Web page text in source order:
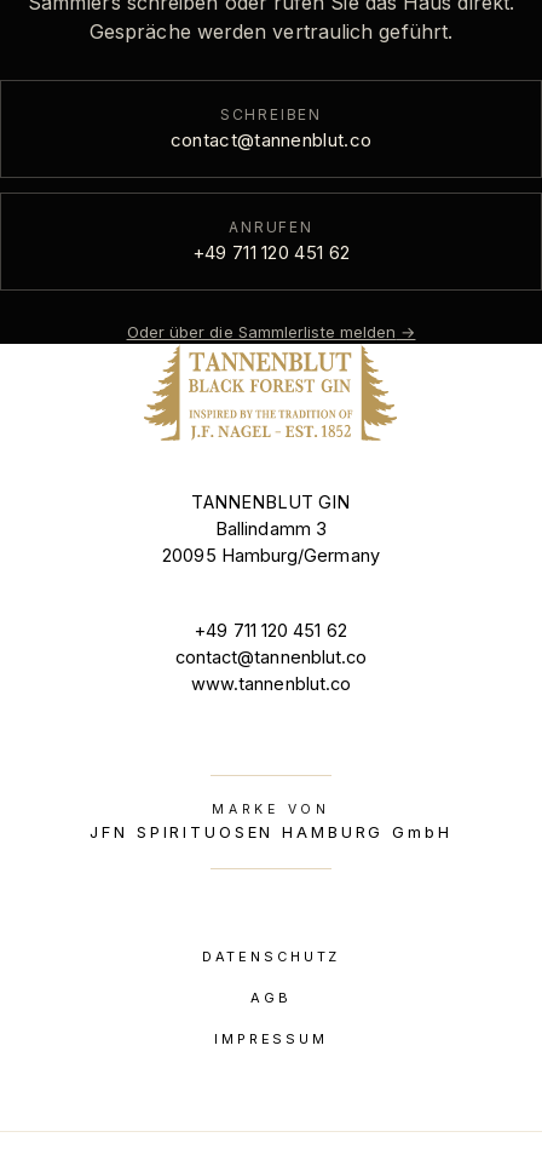
Gespräche werden vertraulich geführt.
SCHREIBEN
contact@tannenblut.co
ANRUFEN
+49 711 120 451 62
Oder über die Sammlerliste melden →
TANNENBLUT GIN
Ballindamm 3
20095 Hamburg/Germany
+49 711 120 451 62
contact@tannenblut.co
www.tannenblut.co
MARKE VON
JFN SPIRITUOSEN HAMBURG GmbH
DATENSCHUTZ
AGB
IMPRESSUM